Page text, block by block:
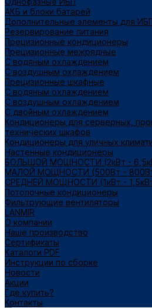
АКБ и блоки батарей
Дополнительные элементы для
Резервирование питания
Прецизионные кондиционеры
Прецизионные межрядные
С водяным охлаждением
С воздушным охлаждением
Прецизионные шкафные
С водяным охлаждением
С воздушным охлаждением
С двойным охлаждением
Кондиционеры для серверных,
технических шкафов
Кондиционеры для уличных
Настенные кондиционеры
БОЛЬШОЙ МОЩНОСТИ (2кВт -
МАЛОЙ МОЩНОСТИ (500Вт –
СРЕДНЕЙ МОЩНОСТИ (1кВт -
Потолочные кондиционеры
Фильтрующие вентиляторы
LANMIR
О компании
Наше производство
Сертификаты
Каталоги PDF
Инструкции по сборке
Новости
Акции
Где купить?
Контакты